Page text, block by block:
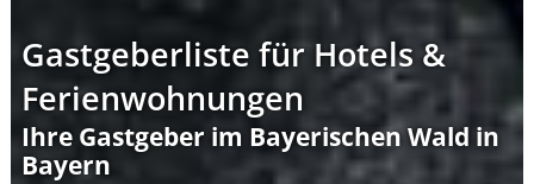
Gastgeberliste für Hotels &
Ferienwohnungen
Ihre Gastgeber im Bayerischen Wald in
Bayern